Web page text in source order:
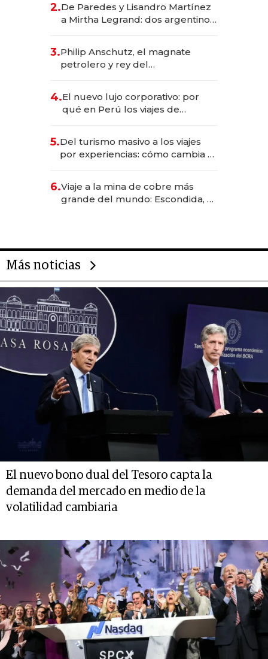
las marcas "fast premium"
2.De Paredes y Lisandro Martínez
a Mirtha Legrand: dos argentinos
3.Philip Anschutz, el magnate
petrolero y rey del
Fénix
4.El nuevo lujo corporativo: por
qué en Perú los viajes de
transformadoras
5.Del turismo masivo a los viajes
por experiencias: cómo cambia el
6.Viaje a la mina de cobre más
grande del mundo: Escondida, el
Más noticias
El nuevo bono dual del Tesoro capta la
demanda del mercado en medio de la
volatilidad cambiaria